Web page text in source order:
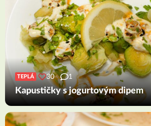
TEPLÁ 30 1
Kapustičky s jogurtovým dipem